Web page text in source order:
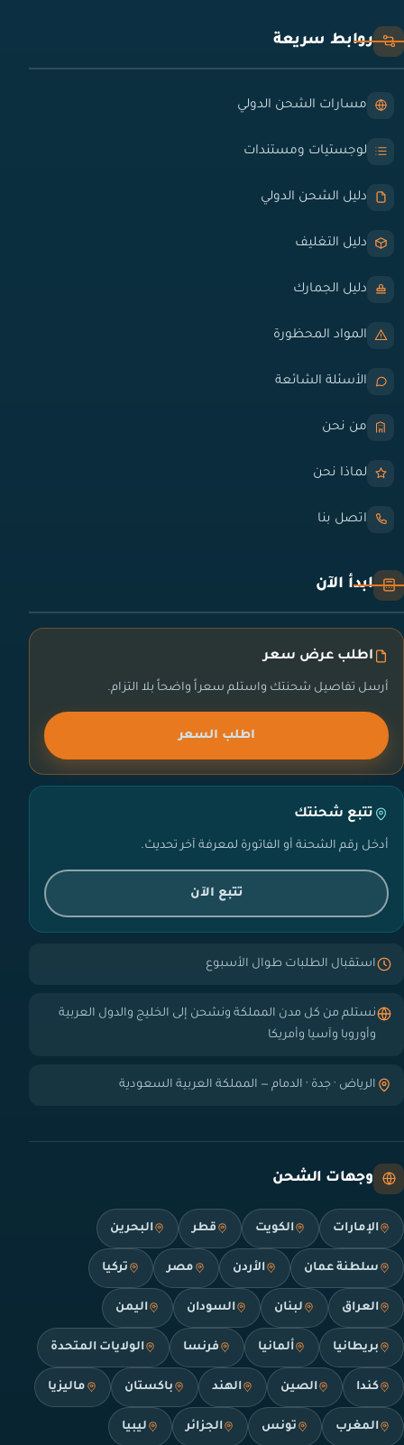
روابط سريعة
مسارات الشحن الدولي
لوجستيات ومستندات
دليل الشحن الدولي
دليل التغليف
دليل الجمارك
المواد المحظورة
الأسئلة الشائعة
من نحن
لماذا نحن
اتصل بنا
ابدأ الآن
اطلب عرض سعر
أرسل تفاصيل شحنتك واستلم سعراً واضحاً بلا التزام.
اطلب السعر
تتبع شحنتك
أدخل رقم الشحنة أو الفاتورة لمعرفة آخر تحديث.
تتبع الآن
استقبال الطلبات طوال الأسبوع
نستلم من كل مدن المملكة ونشحن إلى الخليج والدول العربية
وأوروبا وآسيا وأمريكا
الرياض · جدة · الدمام — المملكة العربية السعودية
وجهات الشحن
الإمارات الكويت قطر البحرين
سلطنة عمان الأردن مصر تركيا
العراق لبنان السودان اليمن
بريطانيا ألمانيا فرنسا الولايات المتحدة
كندا الصين الهند باكستان ماليزيا
المغرب تونس الجزائر ليبيا